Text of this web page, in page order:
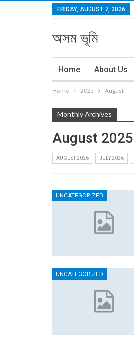
FRIDAY, AUGUST 7, 2026
অসম ভূমি
Home About Us
Home 2025 August
Monthly Archives
August 2025
AUGUST 2026 JULY 2026
UNCATEGORIZED
UNCATEGORIZED